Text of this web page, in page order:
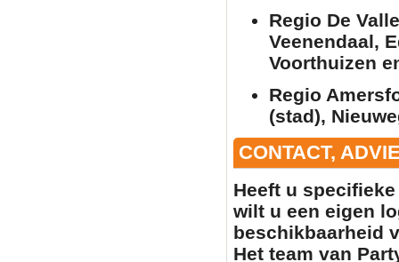
Regio De
Veenendaal,
Voorthuizen
Regio
(stad),
CONTACT,
Heeft u
wilt u een eigen
beschikbaarheid
Het team van